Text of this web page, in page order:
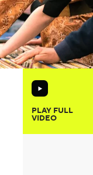
PLAY FULL
VIDEO